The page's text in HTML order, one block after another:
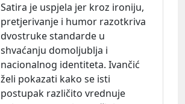
Satira je uspjela jer kroz ironiju,
pretjerivanje i humor razotkriva
dvostruke standarde u
shvaćanju domoljublja i
nacionalnog identiteta. Ivančić
želi pokazati kako se isti
postupak različito vrednuje